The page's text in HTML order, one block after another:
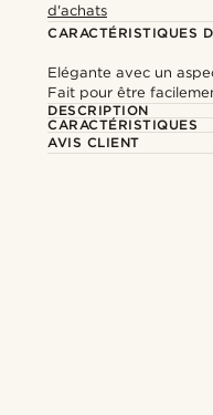
d'achats
CARACTÉRISTIQUES
Elégante avec un
Fait pour être
DESCRIPTION
CARACTÉRISTIQUES
AVIS CLIENT